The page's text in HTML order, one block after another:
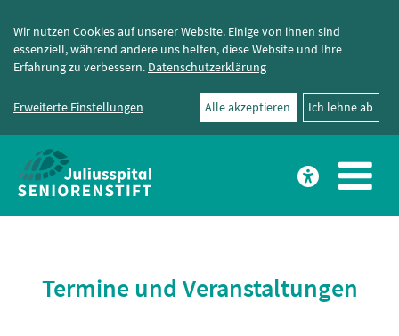
Wir nutzen Cookies auf unserer Website. Einige von ihnen sind
essenziell, während andere uns helfen, diese Website und Ihre
Erfahrung zu verbessern. Datenschutzerklärung
Erweiterte Einstellungen Ich lehne ab
Alle akzeptieren
Termine und Veranstaltungen